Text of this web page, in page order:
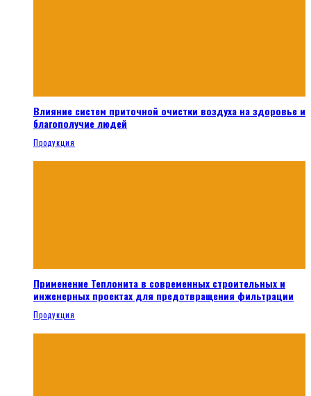
Влияние систем приточной очистки воздуха на здоровье и
благополучие людей
Продукция
Применение Теплонита в современных строительных и
инженерных проектах для предотвращения фильтрации
Продукция